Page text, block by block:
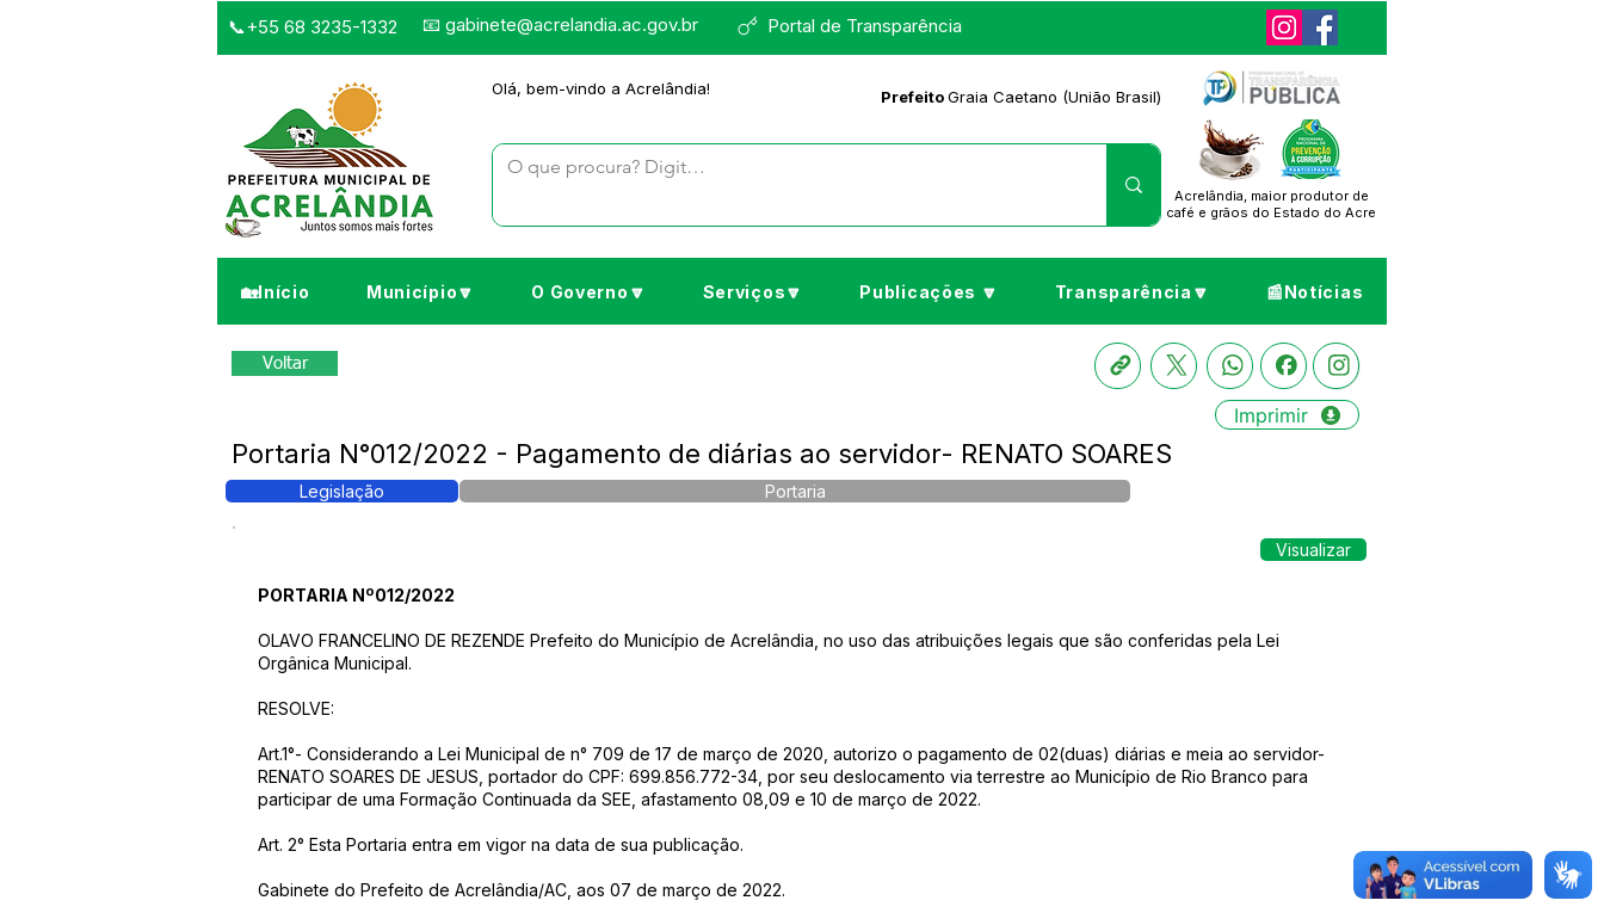
Portal de Transparência
📞+55 68 3235-1332 📧 gabinete@acrelandia.ac.gov.br
Olá, bem-vindo a Acrelândia! PrefeitoGraia Caetano (União Brasil)
Acrelândia, maior produtor de
café e grãos do Estado do Acre
🏡Início Município🔽 O Governo🔽 Serviços🔽 Publicações 🔽 Transparência🔽 📰Notícias
Voltar
Imprimir
Portaria N°012/2022 - Pagamento de diárias ao servidor- RENATO SOARES
Legislação Portaria
Visualizar
PORTARIA Nº012/2022
OLAVO FRANCELINO DE REZENDE Prefeito do Município de Acrelândia, no uso das atribuições legais que são conferidas pela Lei
Orgânica Municipal.
RESOLVE:
Art.1°- Considerando a Lei Municipal de n° 709 de 17 de março de 2020, autorizo o pagamento de 02(duas) diárias e meia ao servidor-
RENATO SOARES DE JESUS, portador do CPF: 699.856.772-34, por seu deslocamento via terrestre ao Município de Rio Branco para
participar de uma Formação Continuada da SEE, afastamento 08,09 e 10 de março de 2022.
Art. 2° Esta Portaria entra em vigor na data de sua publicação.
Gabinete do Prefeito de Acrelândia/AC, aos 07 de março de 2022.